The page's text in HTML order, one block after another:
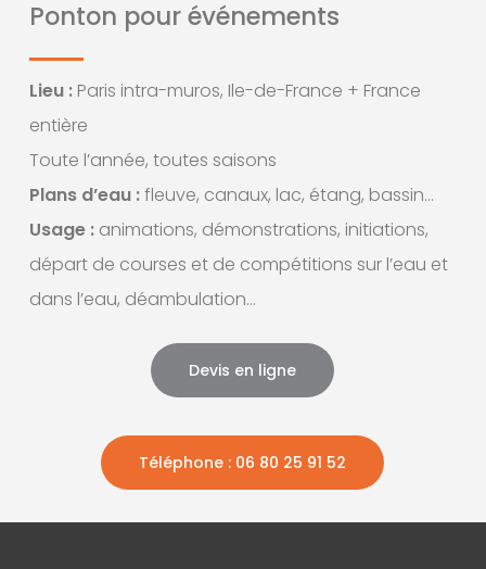
Ponton pour événements
Lieu :Paris intra-muros, Ile-de-France + France
entière
Toute l’année, toutes saisons
Plans d’eau :fleuve, canaux, lac, étang, bassin…
Usage :animations, démonstrations, initiations,
départ de courses et de compétitions sur l’eau et
dans l’eau, déambulation…
Devis en ligne
Téléphone : 06 80 25 91 52